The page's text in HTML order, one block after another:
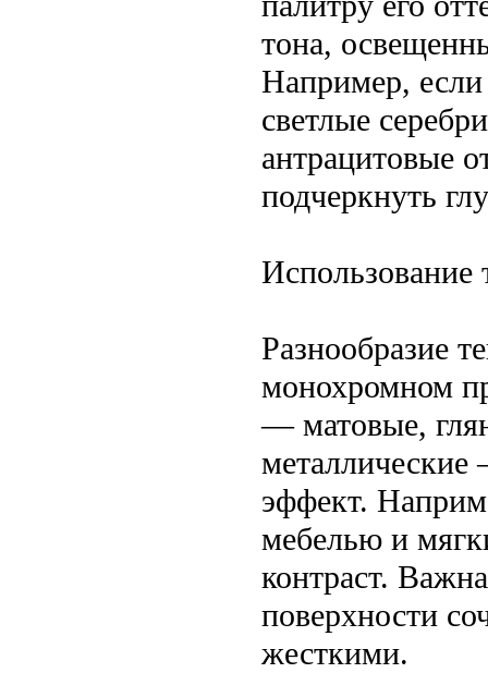
тона,
Например,
светлые
антрацитовые
подчеркнуть
Использование
Разнообразие
монохромном
— матовые,
эффект.
мебелью и
контраст.
поверхности
жесткими.